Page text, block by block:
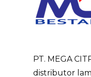
PT. MEGA
distributor